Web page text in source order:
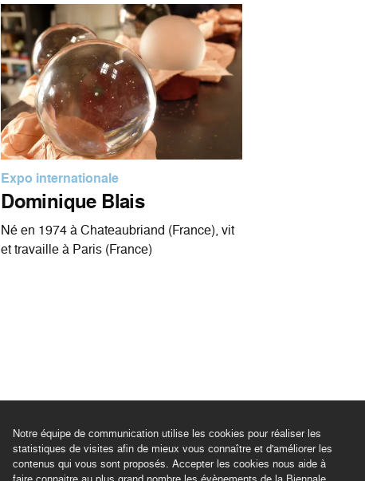
Notre équipe de communication utilise les cookies pour réaliser les
statistiques de visites afin de mieux vous connaître et d'améliorer les
contenus qui vous sont proposés. Accepter les cookies nous aide à
Expo internationale
Dominique Blais
Né en 1974 à Chateaubriand (France), vit
et travaille à Paris (France)